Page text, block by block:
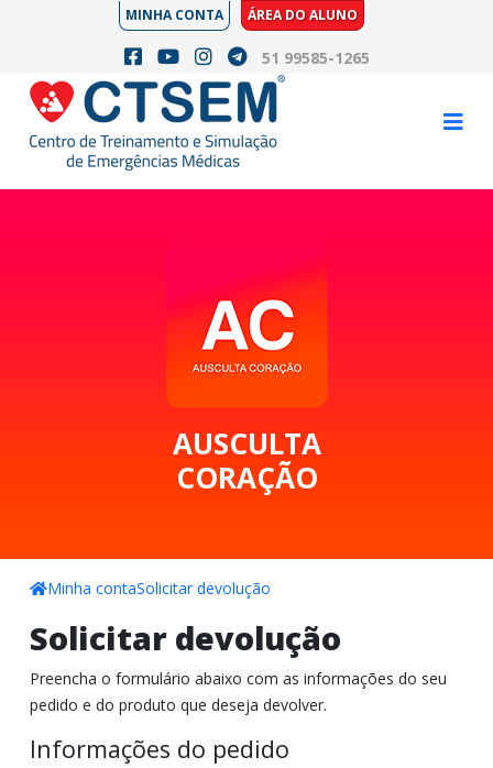
MINHA CONTA ÁREA DO ALUNO
51 99585-1265
AUSCULTA
CORAÇÃO
Minha contaSolicitar devolução
Solicitar devolução
Preencha o formulário abaixo com as informações do seu
pedido e do produto que deseja devolver.
Informações do pedido